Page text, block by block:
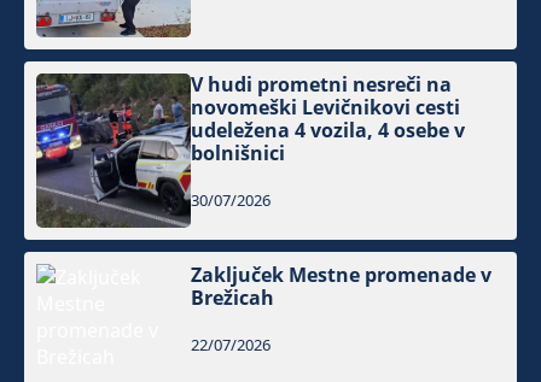
V hudi prometni nesreči na
novomeški Levičnikovi cesti
udeležena 4 vozila, 4 osebe v
bolnišnici
30/07/2026
Zaključek Mestne promenade v
Brežicah
22/07/2026